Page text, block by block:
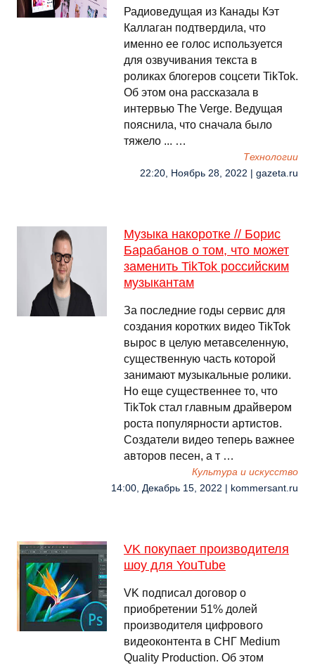
Радиоведущая из Канады Кэт
Каллаган подтвердила, что
именно ее голос используется
для озвучивания текста в
роликах блогеров соцсети TikTok.
Об этом она рассказала в
интервью The Verge. Ведущая
пояснила, что сначала было
тяжело ... …
Технологии
22:20, Ноябрь 28, 2022 | gazeta.ru
Музыка накоротке // Борис
Барабанов о том, что может
заменить TikTok российским
музыкантам
За последние годы сервис для
создания коротких видео TikTok
вырос в целую метавселенную,
существенную часть которой
занимают музыкальные ролики.
Но еще существеннее то, что
TikTok стал главным драйвером
роста популярности артистов.
Создатели видео теперь важнее
авторов песен, а т …
Культура и искусство
14:00, Декабрь 15, 2022 | kommersant.ru
VK покупает производителя
шоу для YouTube
VK подписал договор о
приобретении 51% долей
производителя цифрового
видеоконтента в СНГ Medium
Quality Production. Об этом